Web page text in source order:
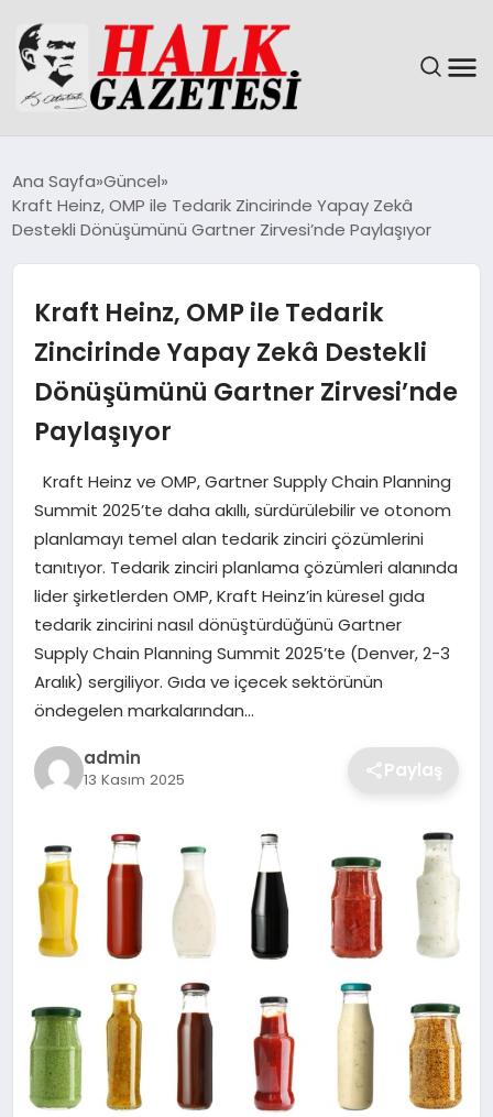
DÜNYA
MAGAZIN
SAĞLIK
SIYASET
SPOR
TEKNOLOJI
YAŞAM
Ana Sayfa Güncel
Kraft Heinz, OMP ile Tedarik Zincirinde Yapay Zekâ
Destekli Dönüşümünü Gartner Zirvesi’nde Paylaşıyor
Kraft Heinz, OMP ile Tedarik
Zincirinde Yapay Zekâ Destekli
Dönüşümünü Gartner Zirvesi’nde
Paylaşıyor
Kraft Heinz ve OMP, Gartner Supply Chain Planning
Summit 2025’te daha akıllı, sürdürülebilir ve otonom
planlamayı temel alan tedarik zinciri çözümlerini
tanıtıyor. Tedarik zinciri planlama çözümleri alanında
lider şirketlerden OMP, Kraft Heinz’in küresel gıda
tedarik zincirini nasıl dönüştürdüğünü Gartner
Supply Chain Planning Summit 2025’te (Denver, 2-3
Aralık) sergiliyor. Gıda ve içecek sektörünün
öndegelen markalarından…
admin
13 Kasım 2025 Paylaş